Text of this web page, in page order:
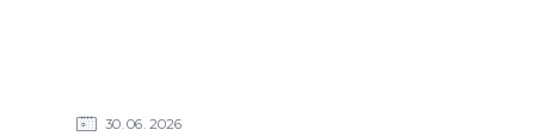
30 06 2026